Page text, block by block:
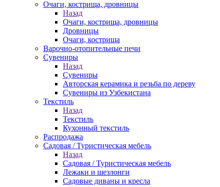
Очаги, кострища, дровницы
Назад
Очаги, кострища, дровницы
Дровницы
Очаги, кострища
Варочно-отопительные печи
Сувениры
Назад
Сувениры
Авторская керамика и резьба по дереву
Сувениры из Узбекистана
Текстиль
Назад
Текстиль
Кухонный текстиль
Распродажа
Садовая / Туристическая мебель
Назад
Садовая / Туристическая мебель
Лежаки и шезлонги
Садовые диваны и кресла